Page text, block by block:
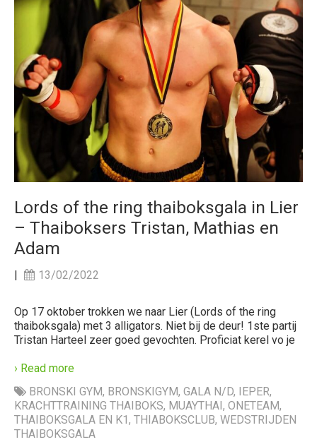
Lords of the ring thaiboksgala in Lier
– Thaiboksers Tristan, Mathias en
Adam
13/02/2022
Op 17 oktober trokken we naar Lier (Lords of the ring
thaiboksgala) met 3 alligators. Niet bij de deur! 1ste partij
Tristan Harteel zeer goed gevochten. Proficiat kerel vo je
› Read more
BRONSKI GYM, BRONSKIGYM, GALA N/D, IEPER,
KRACHTTRAINING THAIBOKS, MUAYTHAI , ONETEAM,
THAIBOKSGALA EN K1 , THIABOKSCLUB, WEDSTRIJDEN
THAIBOKSGALA